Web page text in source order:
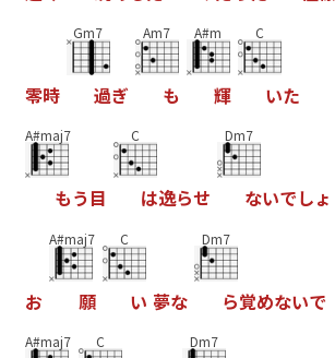
零時
Gm7
過ぎ
Am7
も
A#m
輝
C
いた
A#maj7
もう 目
C
は逸らせ
Dm7
ないでしょ
お
A#maj7
願
C
い 夢な
Dm7
ら覚めないで
A#maj7 C Dm7